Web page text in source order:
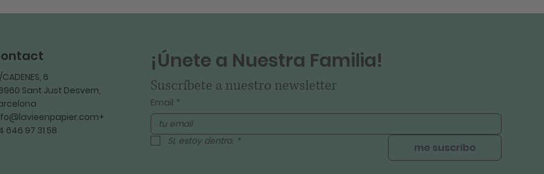
6
Sant Just Desvern,
646 97 31 58
¡Únete a Nuestra Familia!
Suscríbete a nuestro newsletter
Email *
SI, estoy dentro. * me suscribo